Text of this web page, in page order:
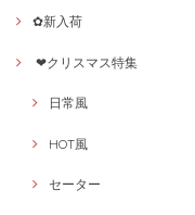
✿新入荷
❤クリスマス特集
日常風
HOT風
セーター